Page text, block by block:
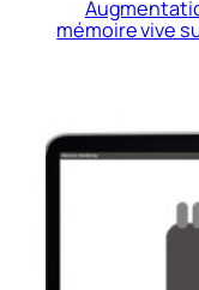
mémoire vive